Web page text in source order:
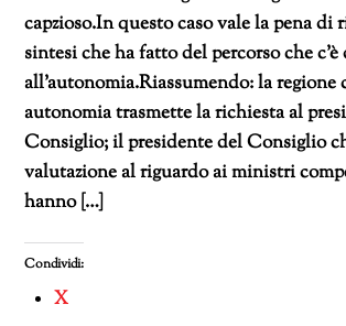
capzioso.In questo caso vale la pena di
sintesi che ha fatto del percorso che
all’autonomia.Riassumendo: la
autonomia trasmette la richiesta al
Consiglio; il presidente del Consiglio
valutazione al riguardo ai ministri
hanno […]
Condividi:
X